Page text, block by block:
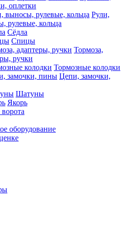
оплетки
Рули,
рулевые, кольца
Сёдла
Спицы
Тормоза,
ручки
Тормозные колодки
Цепи, замочки,
Шатуны
Якорь
оборудование